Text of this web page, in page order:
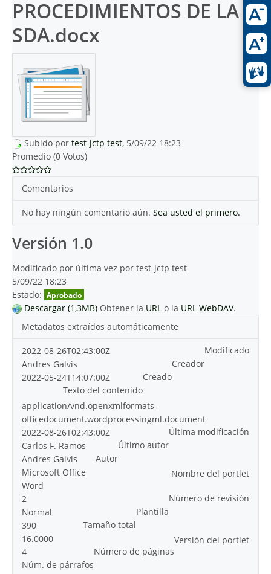
PROCEDIMIENTOS DE LA
SDA.docx
Subido por test-jctp test, 5/09/22 18:23
Promedio (0 Votos)
Comentarios
No hay ningún comentario aún. Sea usted el primero.
Versión 1.0
Modificado por última vez por test-jctp test
5/09/22 18:23
Estado: Aprobado
Descargar (1,3MB) Obtener la URL o la URL WebDAV.
Metadatos extraídos automáticamente
Modificado
2022-08-26T02:43:00Z
Creador
Andres Galvis
Creado
2022-05-24T14:07:00Z
Texto del contenido
application/vnd.openxmlformats-
officedocument.wordprocessingml.document
Última modificación
2022-08-26T02:43:00Z
Último autor
Carlos F. Ramos
Autor
Andres Galvis
Nombre del portlet
Microsoft Office
Word
Número de revisión
2
Plantilla
Normal
Tamaño total
390
Versión del portlet
16.0000
Número de páginas
4
Núm. de párrafos